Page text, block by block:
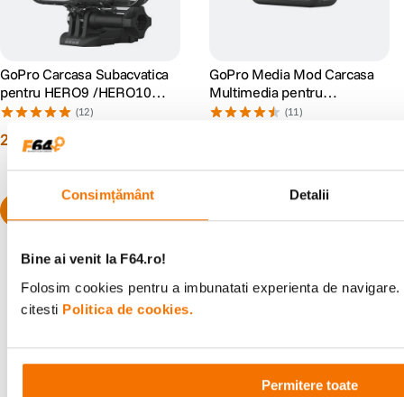
Consimțământ Detalii
Bine ai venit la F64.ro!
Folosim cookies pentru a imbunatati experienta de
citesti Politica de cookies.
Permitere toate
GoPro Carcasa Subacvatica
pentru HERO9 /HERO10
/HERO11 Black/HERO12/
(12)
299 lei
GoPro Media Mod Carcasa
Multimedia pentru
HERO9/10/11/12/13 Black
(11)
Alatura-te comunitatii creatorilor
Descopera inspiratie, recomandari utile,
ghiduri foto-video si oferte pregatite special